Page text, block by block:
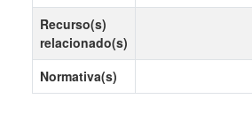
Recurso(s)
relacionado(s)
Normativa(s)